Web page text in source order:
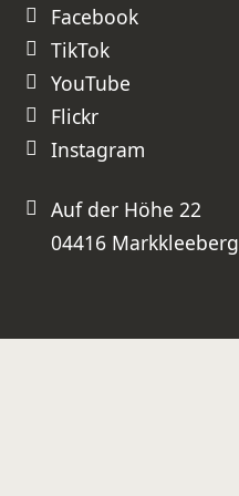
Auf der Höhe 22
04416 Markkleeberg
Facebook
TikTok
YouTube
Flickr
Instagram